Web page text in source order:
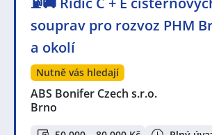
souprav pro rozvoz PHM
a okolí
Nutně vás hledají
ABS Bonifer Czech s.r.o.
Brno